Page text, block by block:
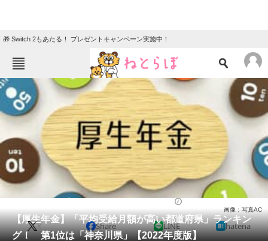
🎁 Switch 2もあたる！ プレゼントキャンペーン実施中！
ねとらぼメニュー
TOP ニュース
エンタメ クイズ
地域
住まい 教育・育児
リサーチ
会員記事
【厚生年金】「平均受給月額が高い都道府県」ランキン
グ！ 第1位は「神奈川県」【2022年度版】
画像：写真AC
X Share LINE hatena